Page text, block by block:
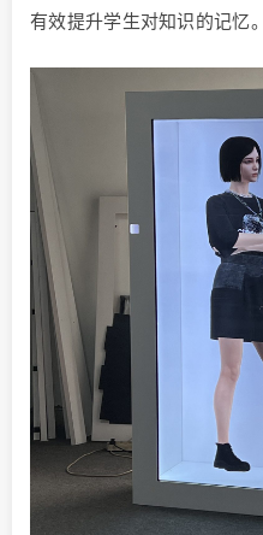
有效提升学生对知识的记忆。